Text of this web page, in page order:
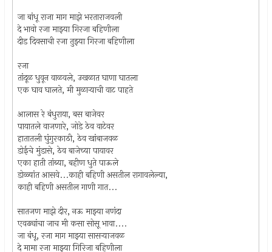
जा बांधू राजा माग माझे भरताराजवली
दे भावो रजा माझ्या गिरजा बहिणीला
दीड दिवसाची रजा तुझ्या गिरजा बहिणीला
रजा
तांदूळ धुवून वाळवले, उखळात घाणा घातला
एक घाव घालते, मी मुळार्‍याची वाट पाहते
आलास रे बंधुराया, बस बाजेवर
पायातले वाजणारे, जोडे ठेव वाटेवर
हातातली घुंगुरकाठी, ठेव खांबाजवळ
डोईचे मुंडासे, ठेव बाजेच्या पायावर
एका हाती तांब्या, बहीण धुते पाऊले
डोळ्यांत आसवे...काही बहिणी असतील रागावलेल्या,
काही बहिणी असतील गाणी गात...
सातजण माझे दीर, नऊ माझ्या नणंदा
एवढ्यांचा जाच मी कसा सोसू भावा....
जा बंधू, रजा माग माझ्या सासर्‍याजवळ
दे मामा रजा माझ्या गिरिजा बहिणीला